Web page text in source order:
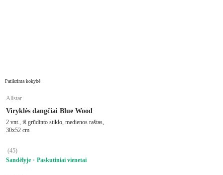
Patikrinta kokybė
Allstar
Viryklės dangčiai Blue Wood
2 vnt., iš grūdinto stiklo, medienos raštas,
30x52 cm
(45)
Sandėlyje
Paskutiniai vienetai